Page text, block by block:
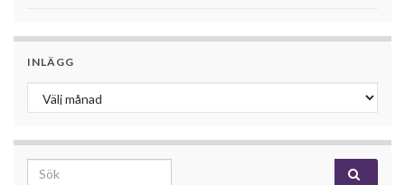
INLÄGG
Inlägg
Search for: